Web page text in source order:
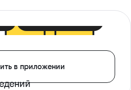
в приложении